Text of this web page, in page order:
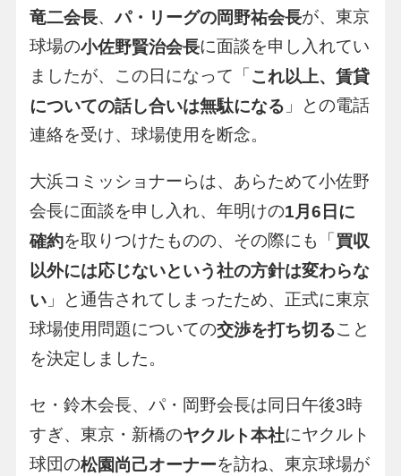
竜二会長、 パ・リーグの岡野祐会長が、東京
球場の小佐野賢治会長に面談を申し入れてい
ましたが、この日になって「 これ以上、賃貸
についての話し合いは無駄になる 」との電話
連絡を受け、球場使用を断念。
大浜コミッショナーらは、あらためて小佐野
会長に面談を申し入れ、年明けの1月6日に
確約を取りつけたものの、その際にも「 買収
以外には応じないという社の方針は変わらな
い」と通告されてしまったため、正式に東京
球場使用問題についての交渉を打ち切ること
を決定しました。
セ・鈴木会長、パ・岡野会長は同日午後3時
すぎ、東京・新橋のヤクルト本社にヤクルト
球団の松園尚己オーナーを訪ね、東京球場が